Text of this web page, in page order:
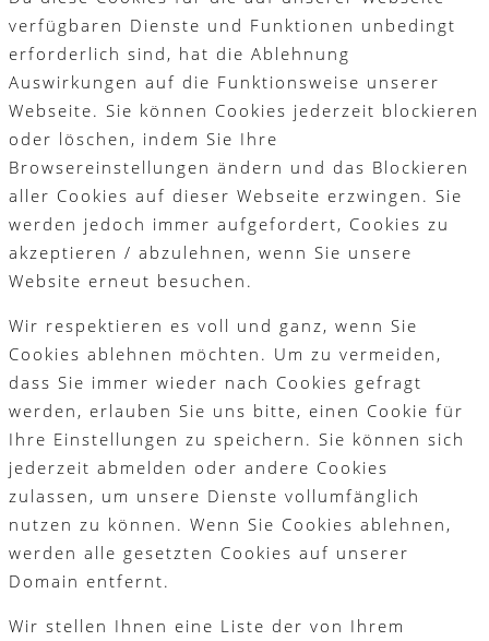
verfügbaren Dienste und Funktionen unbedingt
erforderlich sind, hat die Ablehnung
Auswirkungen auf die Funktionsweise unserer
Webseite. Sie können Cookies jederzeit blockieren
oder löschen, indem Sie Ihre
Browsereinstellungen ändern und das Blockieren
aller Cookies auf dieser Webseite erzwingen. Sie
werden jedoch immer aufgefordert, Cookies zu
akzeptieren / abzulehnen, wenn Sie unsere
Website erneut besuchen.
Wir respektieren es voll und ganz, wenn Sie
Cookies ablehnen möchten. Um zu vermeiden,
dass Sie immer wieder nach Cookies gefragt
werden, erlauben Sie uns bitte, einen Cookie für
Ihre Einstellungen zu speichern. Sie können sich
jederzeit abmelden oder andere Cookies
zulassen, um unsere Dienste vollumfänglich
nutzen zu können. Wenn Sie Cookies ablehnen,
werden alle gesetzten Cookies auf unserer
Domain entfernt.
Wir stellen Ihnen eine Liste der von Ihrem